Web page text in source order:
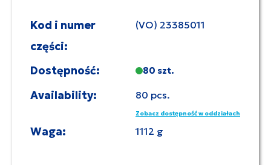
Kod i numer
części:
(VO) 23385011
Dostępność: 80 szt.
Availability: 80 pcs.
Zobacz dostępność w oddziałach
Waga: 1112 g